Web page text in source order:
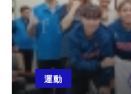
運動